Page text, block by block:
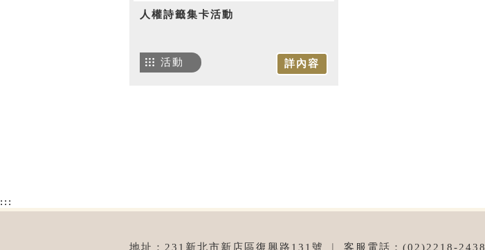
人權詩籤集卡活動
詳內容
活動
:::
地址：231新北市新店區復興路131號 ︱ 客服電話：(02)2218-2438